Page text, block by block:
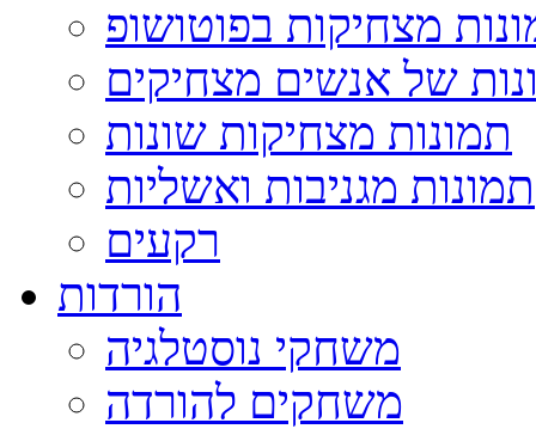
מצחיקות בפוטושופ
של אנשים מצחיקים
תמונות מצחיקות שונות
תמונות מגניבות ואשליות
רקעים
הורדות
משחקי נוסטלגיה
משחקים להורדה